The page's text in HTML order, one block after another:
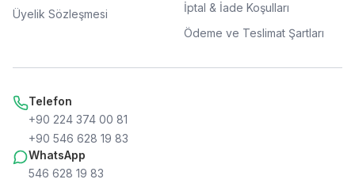
Üyelik Sözleşmesi
İptal & İade Koşulları
Ödeme ve Teslimat Şartları
Telefon
+90 224 374 00 81
+90 546 628 19 83
WhatsApp
546 628 19 83